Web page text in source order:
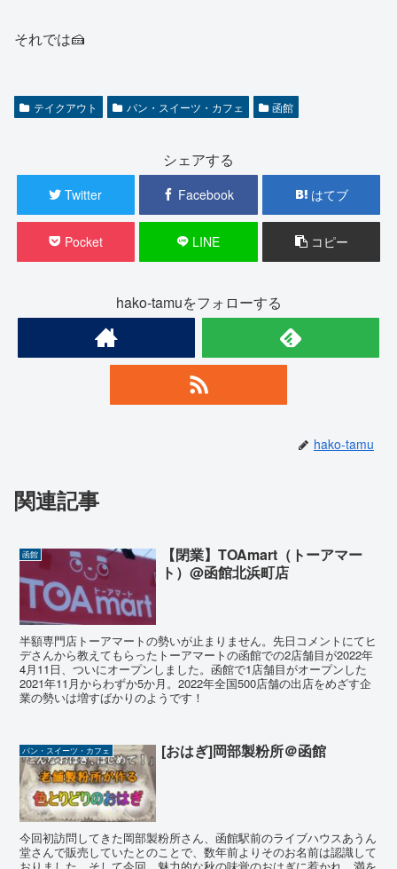
それでは🍰
テイクアウト パン・スイーツ・カフェ 函館
シェアする
Twitter Facebook はてブ
Pocket LINE コピー
hako-tamuをフォローする
hako-tamu
関連記事
函館
【閉業】TOAmart（トーアマー
ト）@函館北浜町店
半額専門店トーアマートの勢いが止まりません。先日コメントにてヒ
デさんから教えてもらったトーアマートの函館での2店舗目が2022年
4月11日、ついにオープンしました。函館で1店舗目がオープンした
2021年11月からわずか5か月。2022年全国500店舗の出店をめざす企
業の勢いは増すばかりのようです！
パン・スイーツ・カフェ [おはぎ]岡部製粉所＠函館
今回初訪問してきた岡部製粉所さん、函館駅前のライブハウスあうん
堂さんで販売していたとのことで、数年前よりそのお名前は認識して
おりました。そして今回、魅力的な秋の味覚のおはぎに惹かれ、満を